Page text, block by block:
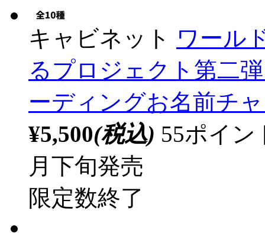
キャビネット ワール
るプロジェクト第二
ーディングお名前チ
¥5,500(税込) 55ポイ
月下旬発売
限定数終了